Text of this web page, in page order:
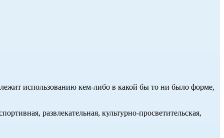
использованию кем-либо в какой бы то ни было форме,
развлекательная, культурно-просветительская,